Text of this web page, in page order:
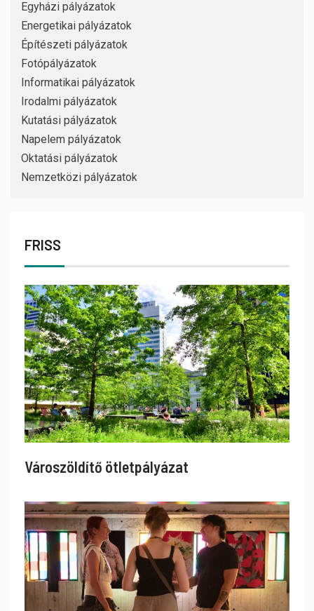
Egyházi pályázatok
Energetikai pályázatok
Építészeti pályázatok
Fotópályázatok
Informatikai pályázatok
Irodalmi pályázatok
Kutatási pályázatok
Napelem pályázatok
Oktatási pályázatok
Nemzetközi pályázatok
FRISS
Városzöldítő ötletpályázat